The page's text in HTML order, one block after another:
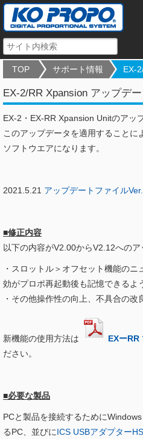
TOP サポート情報 EX-
EX-2/RR Xpansion アップデ
EX-2・EX-RR Xpansion Unitのアッ
このアップデータを適用することに
ソフトウエアになります。
2021.5.21 アップデートファイル
■修正内容
以下の内容がV2.00からV2.12へのア
・スロットル＞オフセット機能の
効がプロポ再起動後も記憶できるよ
・その他操作性の向上、不具合の改
新機能の使用方法は EXーRR
ださい。
■必要な製品
PCと製品を接続するために
るPC、並びにICS USBアダプターHS